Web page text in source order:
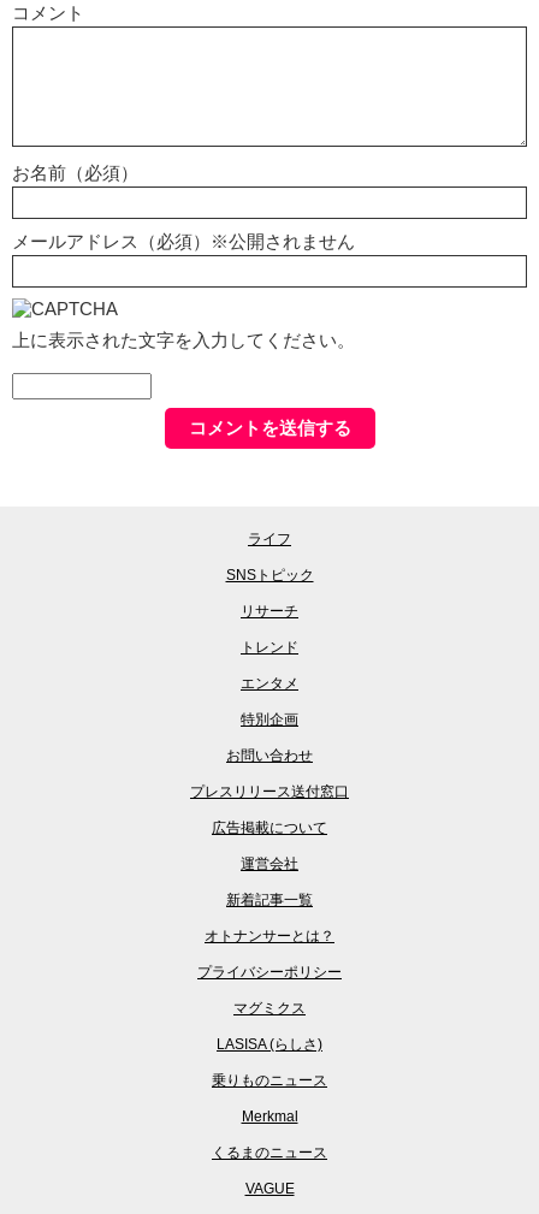
コメント
お名前（必須）
メールアドレス（必須）※公開されません
上に表示された文字を入力してください。
ライフ
SNSトピック
リサーチ
トレンド
エンタメ
特別企画
お問い合わせ
プレスリリース送付窓口
広告掲載について
運営会社
新着記事一覧
オトナンサーとは？
プライバシーポリシー
マグミクス
LASISA (らしさ)
乗りものニュース
Merkmal
くるまのニュース
VAGUE